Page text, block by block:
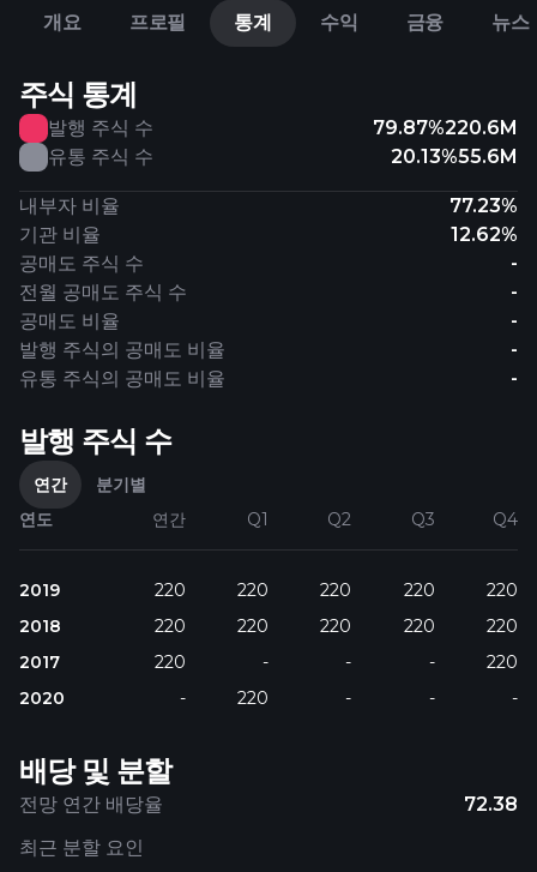
개요 프로필 통계 수익 금융 뉴스
주식 통계
발행 주식 수 79.87%220.6M
유통 주식 수
20.13%55.6M
내부자 비율
77.23%
기관 비율
12.62%
공매도 주식 수
-
전월 공매도 주식 수
-
공매도 비율
-
발행 주식의 공매도 비율
-
유통 주식의 공매도 비율
-
발행 주식 수
연간
분기별
연도
연간 Q1 Q2 Q3 Q4
2019 220 220 220 220
220
2018
220 220 220 220
220
2017
220 - - -
220
2020
- 220 - - -
배당 및 분할
전망 연간 배당율 72.38
최근 분할 요인